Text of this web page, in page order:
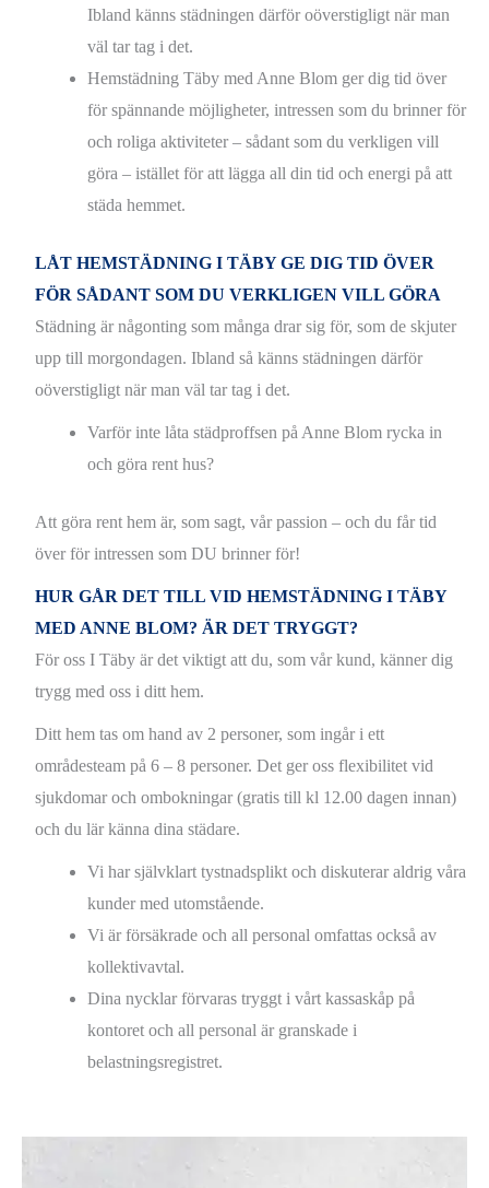
Ibland känns städningen därför oöverstigligt när man
väl tar tag i det.
Hemstädning Täby med Anne Blom ger dig tid över
för spännande möjligheter, intressen som du brinner för
och roliga aktiviteter – sådant som du verkligen vill
göra – istället för att lägga all din tid och energi på att
städa hemmet.
LÅT HEMSTÄDNING I TÄBY GE DIG TID ÖVER
FÖR SÅDANT SOM DU VERKLIGEN VILL GÖRA
Städning är någonting som många drar sig för, som de skjuter
upp till morgondagen. Ibland så känns städningen därför
oöverstigligt när man väl tar tag i det.
Varför inte låta städproffsen på Anne Blom rycka in
och göra rent hus?
Att göra rent hem är, som sagt, vår passion – och du får tid
över för intressen som DU brinner för!
HUR GÅR DET TILL VID HEMSTÄDNING I TÄBY
MED ANNE BLOM? ÄR DET TRYGGT?
För oss I Täby är det viktigt att du, som vår kund, känner dig
trygg med oss i ditt hem.
Ditt hem tas om hand av 2 personer, som ingår i ett
områdesteam på 6 – 8 personer. Det ger oss flexibilitet vid
sjukdomar och ombokningar (gratis till kl 12.00 dagen innan)
och du lär känna dina städare.
Vi har självklart tystnadsplikt och diskuterar aldrig våra
kunder med utomstående.
Vi är försäkrade och all personal omfattas också av
kollektivavtal.
Dina nycklar förvaras tryggt i vårt kassaskåp på
kontoret och all personal är granskade i
belastningsregistret.